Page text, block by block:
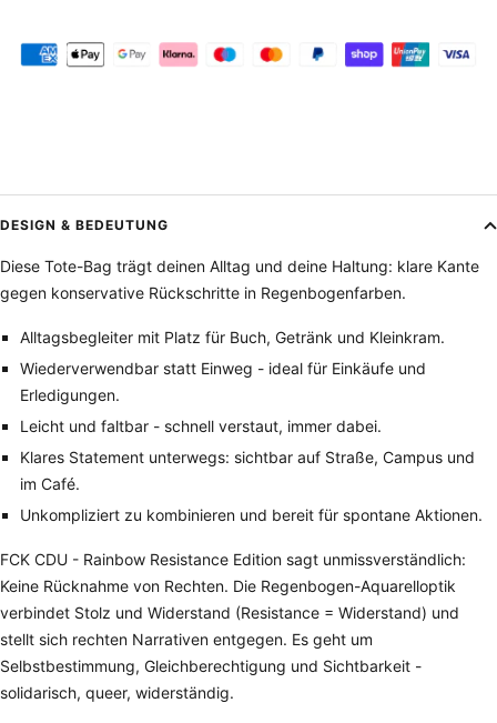
DESIGN & BEDEUTUNG
Diese Tote-Bag trägt deinen Alltag und deine Haltung: klare Kante
gegen konservative Rückschritte in Regenbogenfarben.
Alltagsbegleiter mit Platz für Buch, Getränk und Kleinkram.
Wiederverwendbar statt Einweg - ideal für Einkäufe und
Erledigungen.
Leicht und faltbar - schnell verstaut, immer dabei.
Klares Statement unterwegs: sichtbar auf Straße, Campus und
im Café.
Unkompliziert zu kombinieren und bereit für spontane Aktionen.
FCK CDU - Rainbow Resistance Edition sagt unmissverständlich:
Keine Rücknahme von Rechten. Die Regenbogen-Aquarelloptik
verbindet Stolz und Widerstand (Resistance = Widerstand) und
stellt sich rechten Narrativen entgegen. Es geht um
Selbstbestimmung, Gleichberechtigung und Sichtbarkeit -
solidarisch, queer, widerständig.